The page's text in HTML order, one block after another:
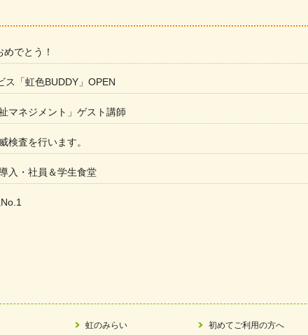
でとう！
ス「虹色BUDDY」OPEN
マネジメント」ゲスト講師
検査を行います。
入・社員＆学生食堂
改革」優良事例集に掲載されました
虹のみらい
初めてご利用の方へ